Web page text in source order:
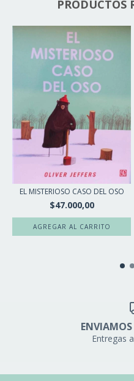
PRODUCTOS
EL MISTERIOSO CASO DEL OSO
$47.000,00
Entregas